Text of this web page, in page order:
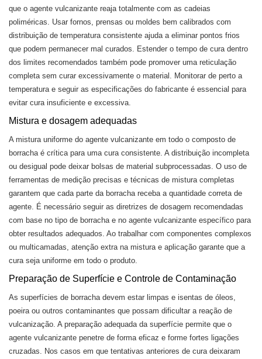
que o agente vulcanizante reaja totalmente com as cadeias
poliméricas. Usar fornos, prensas ou moldes bem calibrados com
distribuição de temperatura consistente ajuda a eliminar pontos frios
que podem permanecer mal curados. Estender o tempo de cura dentro
dos limites recomendados também pode promover uma reticulação
completa sem curar excessivamente o material. Monitorar de perto a
temperatura e seguir as especificações do fabricante é essencial para
evitar cura insuficiente e excessiva.
Mistura e dosagem adequadas
A mistura uniforme do agente vulcanizante em todo o composto de
borracha é crítica para uma cura consistente. A distribuição incompleta
ou desigual pode deixar bolsas de material subprocessadas. O uso de
ferramentas de medição precisas e técnicas de mistura completas
garantem que cada parte da borracha receba a quantidade correta de
agente. É necessário seguir as diretrizes de dosagem recomendadas
com base no tipo de borracha e no agente vulcanizante específico para
obter resultados adequados. Ao trabalhar com componentes complexos
ou multicamadas, atenção extra na mistura e aplicação garante que a
cura seja uniforme em todo o produto.
Preparação de Superfície e Controle de Contaminação
As superfícies de borracha devem estar limpas e isentas de óleos,
poeira ou outros contaminantes que possam dificultar a reação de
vulcanização. A preparação adequada da superfície permite que o
agente vulcanizante penetre de forma eficaz e forme fortes ligações
cruzadas. Nos casos em que tentativas anteriores de cura deixaram